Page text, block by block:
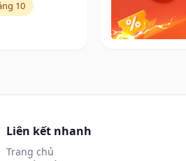
10
Liên kết nhanh
Trang chủ